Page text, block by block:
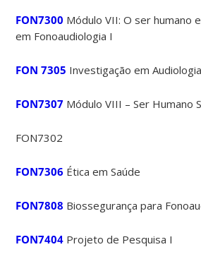
FON7300 Módulo VII: O ser humano
em Fonoaudiologia I
FON 7305 Investigação em Audiologia
FON7307 Módulo VIII – Ser Humano
FON7302
FON7306 Ética em Saúde
FON7808 Biossegurança para
FON7404 Projeto de Pesquisa I